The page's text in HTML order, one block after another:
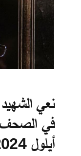
نعي
أيلول 2024